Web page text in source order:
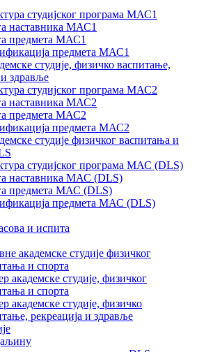
студијског програма МАС1
наставника МАС1
предмета МАС1
предмета МАС1
студије, физичко васпитање,
и здравље
студијског програма МАС2
наставника МАС2
предмета МАС2
предмета МАС2
студије физичког васпитања и
студијског програма МАС (DLS)
наставника МАС (DLS)
предмета МАС (DLS)
предмета МАС (DLS)
и испита
академске студије физичког
и спорта
академске студије, физичког
и спорта
академске студије, физичко
рекреација и здравље